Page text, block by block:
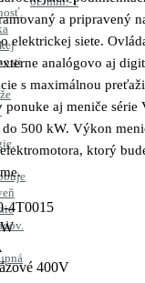
a pripravený
elektrickej siete.
analógovo aj
s maximálnou
ponuke aj meniče série
500 kW. Výkon
ktorý
4T0015
400V